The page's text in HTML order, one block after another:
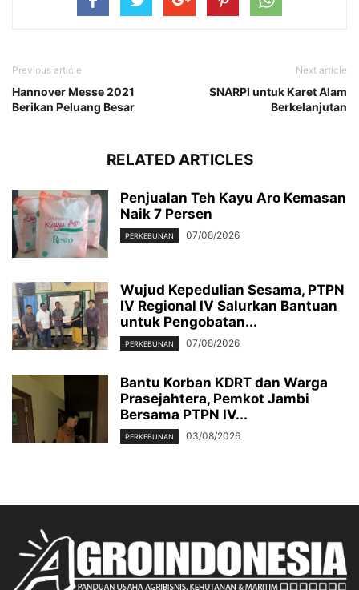
Previous article
Hannover Messe 2021
Berikan Peluang Besar
Next article
SNARPI untuk Karet Alam
Berkelanjutan
RELATED ARTICLES
Penjualan Teh Kayu Aro Kemasan
Naik 7 Persen
PERKEBUNAN 07/08/2026
Wujud Kepedulian Sesama, PTPN
IV Regional IV Salurkan Bantuan
untuk Pengobatan...
PERKEBUNAN 07/08/2026
Bantu Korban KDRT dan Warga
Prasejahtera, Pemkot Jambi
Bersama PTPN IV...
PERKEBUNAN 03/08/2026